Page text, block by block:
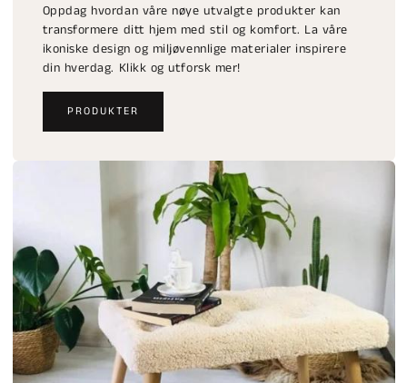
Oppdag hvordan våre nøye utvalgte produkter kan
transformere ditt hjem med stil og komfort. La våre
ikoniske design og miljøvennlige materialer inspirere
din hverdag. Klikk og utforsk mer!
PRODUKTER